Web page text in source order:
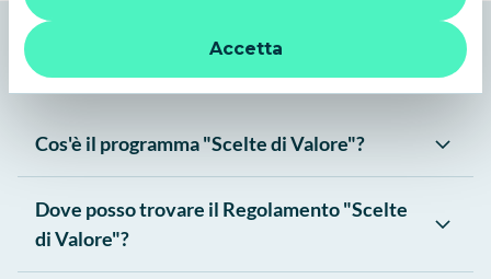
strumenti di tracciamento diversi da quelli tecnici. Per
ulteriori informazioni:
informativa privacy
Accetta
Domande Frequenti
Cos'è il programma "Scelte di Valore"?
Dove posso trovare il Regolamento "Scelte
di Valore"?